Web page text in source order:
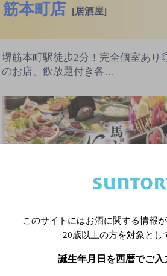
筋本町店
[居酒屋]
堺筋本町駅徒歩2分！完全個室あ
のお店。飲放題付き各…
このサイトにはお酒に関する情報
20歳以上の方を対象とし
誕生年月日を西暦でご入